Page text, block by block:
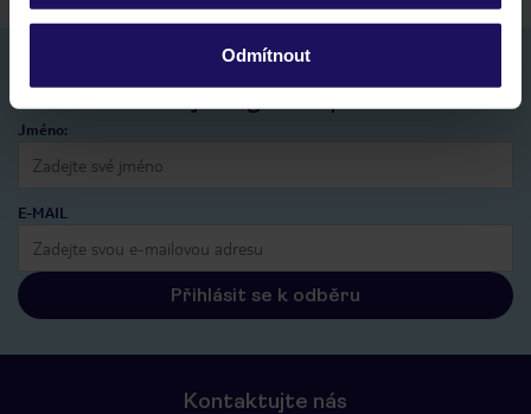
Odmítnout
Nezapomeňte se podívat do vaší e-mailové
Jméno:
E-MAIL
Přihlásit se k odběru
Kontaktujte nás